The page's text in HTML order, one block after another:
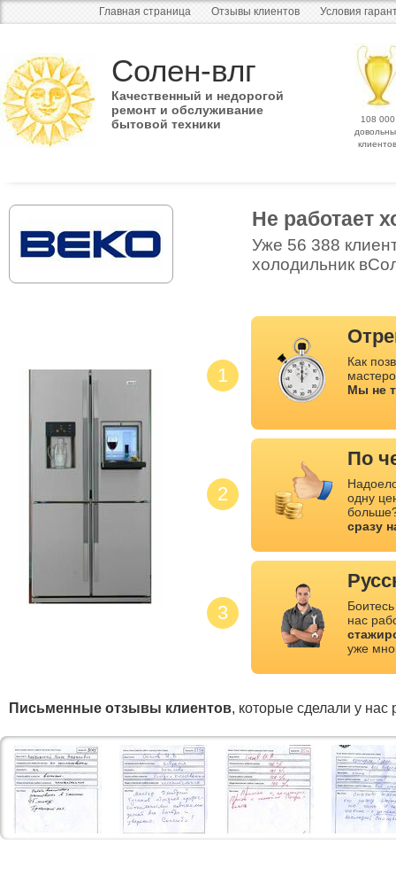
Главная страница Отзывы клиентов Условия
Солен-влг
Качественный и недорогой
ремонт и обслуживание
бытовой техники
108 000
клиентов
Не работает
Уже 56 388
холодильник
1
2
3
Как
Мы не
По
одну
сразу
нас
уже
Письменные отзывы клиентов, которые сделали у нас